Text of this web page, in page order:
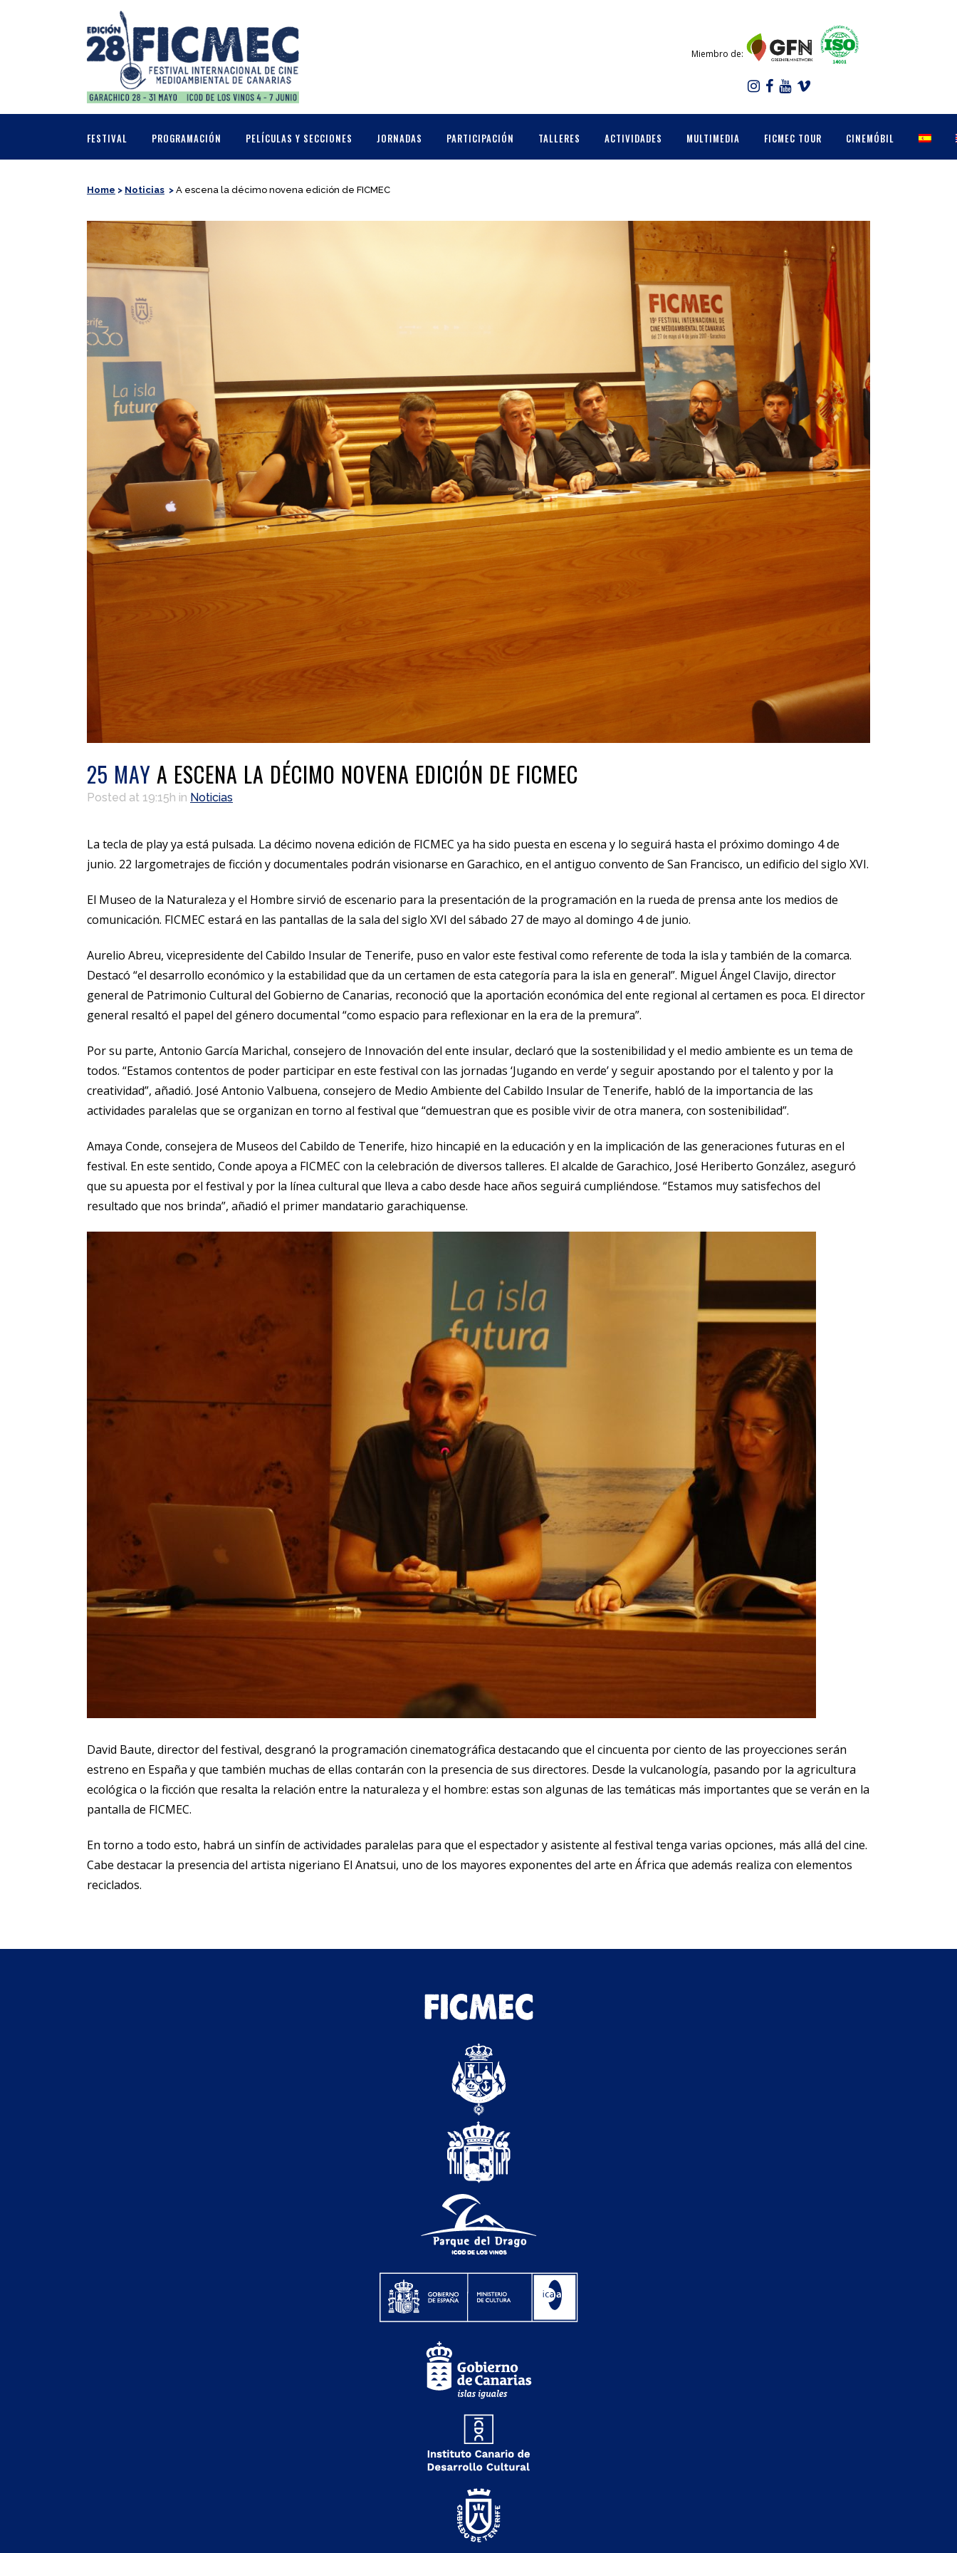
Miembro de:
FESTIVAL PROGRAMACIÓN PELÍCULAS Y SECCIONES JORNADAS PARTICIPACIÓN TALLERES ACTIVIDADES MULTIMEDIA FICMEC TOUR CINEMÓBIL
Home > Noticias > A escena la décimo novena edición de FICMEC
25 MAY A ESCENA LA DÉCIMO NOVENA EDICIÓN DE FICMEC
Posted at 19:15h in Noticias
La tecla de play ya está pulsada. La décimo novena edición de FICMEC ya ha sido puesta en escena y lo seguirá hasta el próximo domingo 4 de
junio. 22 largometrajes de ficción y documentales podrán visionarse en Garachico, en el antiguo convento de San Francisco, un edificio del siglo XVI.
El Museo de la Naturaleza y el Hombre sirvió de escenario para la presentación de la programación en la rueda de prensa ante los medios de
comunicación. FICMEC estará en las pantallas de la sala del siglo XVI del sábado 27 de mayo al domingo 4 de junio.
Aurelio Abreu, vicepresidente del Cabildo Insular de Tenerife, puso en valor este festival como referente de toda la isla y también de la comarca.
Destacó “el desarrollo económico y la estabilidad que da un certamen de esta categoría para la isla en general”. Miguel Ángel Clavijo, director
general de Patrimonio Cultural del Gobierno de Canarias, reconoció que la aportación económica del ente regional al certamen es poca. El director
general resaltó el papel del género documental “como espacio para reflexionar en la era de la premura”.
Por su parte, Antonio García Marichal, consejero de Innovación del ente insular, declaró que la sostenibilidad y el medio ambiente es un tema de
todos. “Estamos contentos de poder participar en este festival con las jornadas ‘Jugando en verde’ y seguir apostando por el talento y por la
creatividad”, añadió. José Antonio Valbuena, consejero de Medio Ambiente del Cabildo Insular de Tenerife, habló de la importancia de las
actividades paralelas que se organizan en torno al festival que “demuestran que es posible vivir de otra manera, con sostenibilidad”.
Amaya Conde, consejera de Museos del Cabildo de Tenerife, hizo hincapié en la educación y en la implicación de las generaciones futuras en el
festival. En este sentido, Conde apoya a FICMEC con la celebración de diversos talleres. El alcalde de Garachico, José Heriberto González, aseguró
que su apuesta por el festival y por la línea cultural que lleva a cabo desde hace años seguirá cumpliéndose. “Estamos muy satisfechos del
resultado que nos brinda”, añadió el primer mandatario garachiquense.
David Baute, director del festival, desgranó la programación cinematográfica destacando que el cincuenta por ciento de las proyecciones serán
estreno en España y que también muchas de ellas contarán con la presencia de sus directores. Desde la vulcanología, pasando por la agricultura
ecológica o la ficción que resalta la relación entre la naturaleza y el hombre: estas son algunas de las temáticas más importantes que se verán en la
pantalla de FICMEC.
En torno a todo esto, habrá un sinfín de actividades paralelas para que el espectador y asistente al festival tenga varias opciones, más allá del cine.
Cabe destacar la presencia del artista nigeriano El Anatsui, uno de los mayores exponentes del arte en África que además realiza con elementos
reciclados.